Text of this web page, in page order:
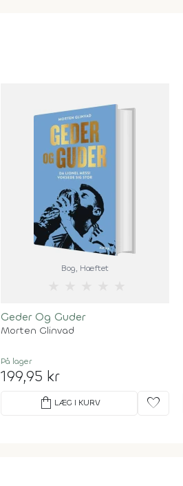
Bog, Hæftet
Geder Og Guder
Morten Glinvad
På lager
199,95 kr
shopping_bag LÆG I KURV favorite